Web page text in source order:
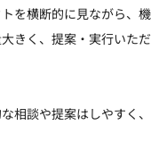
を横断的に見ながら、機
きく、提案・実行いただ
相談や提案はしやすく、